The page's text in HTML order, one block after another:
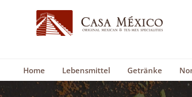
Home Lebensmittel Getränke